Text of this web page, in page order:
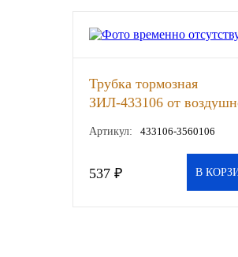
Трубка тормозная
ЗИЛ-433106 от
к тормозному крану, шт
Артикул: 433106-3560106
537 ₽ В